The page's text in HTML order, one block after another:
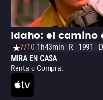
para el cine
influida por el
fragmentada y del
incisiva fábula sobre el
mediático, en su momento
similitudes con su
entonces, William
esto último debe ir más
Idaho: el camino
7/10 1h43min R 1991
MIRA EN CASA
Renta o Compra: